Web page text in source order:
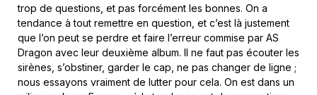
trop de questions, et pas forcément les bonnes. On a
tendance à tout remettre en question, et c’est là justement
que l’on peut se perdre et faire l’erreur commise par AS
Dragon avec leur deuxième album. Il ne faut pas écouter les
sirènes, s’obstiner, garder le cap, ne pas changer de ligne ;
nous essayons vraiment de lutter pour cela. On est dans un